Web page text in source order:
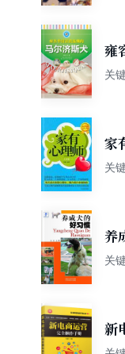
雍
犬
关
家
关
养
关
新
网